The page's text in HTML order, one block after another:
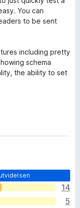
You can
to be sent
including pretty
schema
the ability to set
once they have
14
5